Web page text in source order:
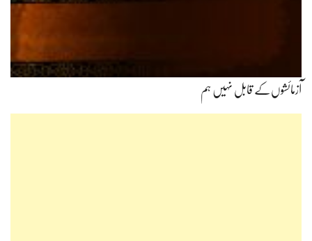
آزمائشوں‌کے قابل نہیں ہم